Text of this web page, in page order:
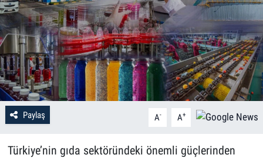
Paylaş A- A+
Türkiye’nin gıda sektöründeki önemli güçlerinden